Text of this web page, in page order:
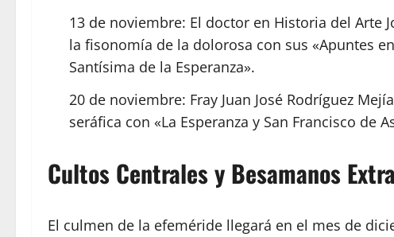
13 de noviembre: El doctor en Historia del Arte
la fisonomía de la dolorosa con sus «Apuntes
Santísima de la Esperanza».
20 de noviembre: Fray Juan José Rodríguez
seráfica con «La Esperanza y San Francisco de
Cultos Centrales y Besamanos
El culmen de la efeméride llegará en el mes de